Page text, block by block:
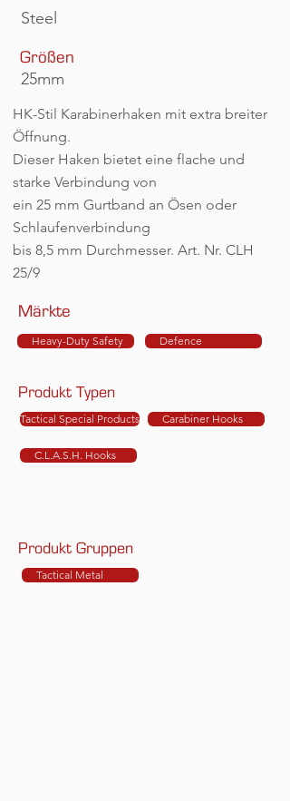
Steel
Größen
25mm
HK-Stil Karabinerhaken mit extra breiter
Öffnung.
Dieser Haken bietet eine flache und
starke Verbindung von
ein 25 mm Gurtband an Ösen oder
Schlaufenverbindung
bis 8,5 mm Durchmesser. Art. Nr. CLH
25/9
Märkte
Heavy-Duty Safety Defence
Produkt Typen
Tactical Special Products
C.L.A.S.H. Hooks
Carabiner Hooks
Produkt Gruppen
Tactical Metal